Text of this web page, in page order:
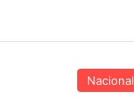
Nacional